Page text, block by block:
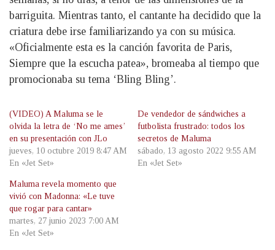
barriguita. Mientras tanto, el cantante ha decidido que la
criatura debe irse familiarizando ya con su música.
«Oficialmente esta es la canción favorita de Paris,
Siempre que la escucha patea», bromeaba al tiempo que
promocionaba su tema ‘Bling Bling’.
(VIDEO) A Maluma se le
olvida la letra de ‘No me ames’
en su presentación con JLo
jueves, 10 octubre 2019 8:47 AM
En «Jet Set»
De vendedor de sándwiches a
futbolista frustrado: todos los
secretos de Maluma
sábado, 13 agosto 2022 9:55 AM
En «Jet Set»
Maluma revela momento que
vivió con Madonna: «Le tuve
que rogar para cantar»
martes, 27 junio 2023 7:00 AM
En «Jet Set»